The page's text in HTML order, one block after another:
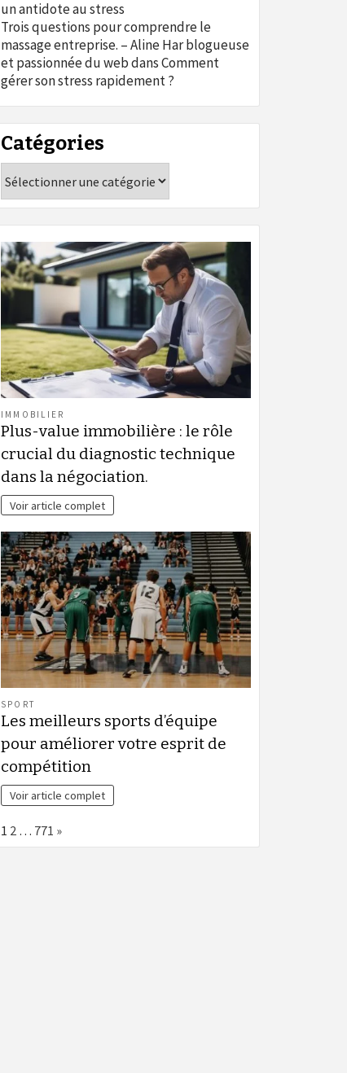
un antidote au stress
Trois questions pour comprendre le
massage entreprise. – Aline Har blogueuse
et passionnée du webdansComment
gérer son stress rapidement ?
Catégories
IMMOBILIER
Plus-value immobilière : le rôle
crucial du diagnostic technique
dans la négociation.
Voir article complet
SPORT
Les meilleurs sports d’équipe
pour améliorer votre esprit de
compétition
Voir article complet
Page:
1 2 … 771 Next
»